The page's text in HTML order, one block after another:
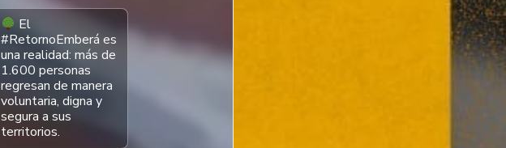
El
#RetornoEmberá es
una realidad: más de
1.600 personas
regresan de manera
voluntaria, digna y
segura a sus
territorios.